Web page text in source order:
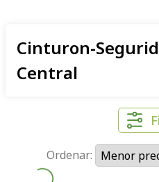
Cinturon-
Central
Ordenar: